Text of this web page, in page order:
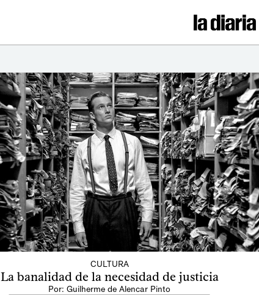
CULTURA
La banalidad de la necesidad de justicia
Por: Guilherme de Alencar Pinto